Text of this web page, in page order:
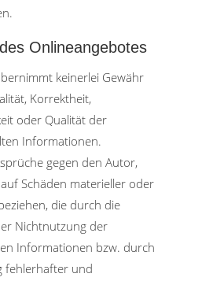
Onlineangebotes
keinerlei Gewähr
Korrektheit,
oder Qualität der
Informationen.
gegen den Autor,
Schäden materieller oder
die durch die
Nichtnutzung der
Informationen bzw. durch
fehlerhafter und